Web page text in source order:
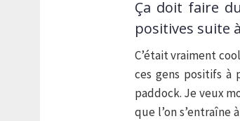
Ça doit faire
positives suite
C’était vraiment
ces gens positifs
paddock. Je veux
que l’on